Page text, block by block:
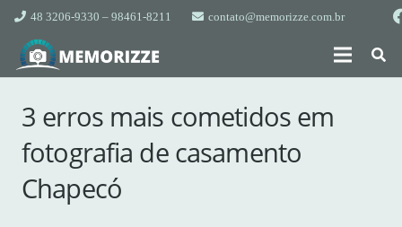
48 3206-9330 – 98461-8211 contato@memorizze.com.br
3 erros mais cometidos em
fotografia de casamento
Chapecó